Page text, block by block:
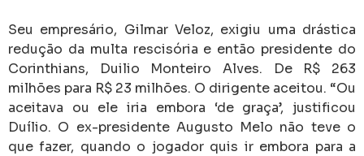
Seu empresário, Gilmar Veloz, exigiu uma drástica
redução da multa rescisória e então presidente do
Corinthians, Duilio Monteiro Alves. De R$ 263
milhões para R$ 23 milhões. O dirigente aceitou. “Ou
aceitava ou ele iria embora ‘de graça’, justificou
Duílio. O ex-presidente Augusto Melo não teve o
que fazer, quando o jogador quis ir embora para a